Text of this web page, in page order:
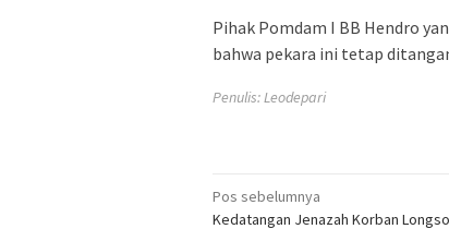
Pihak Pomdam I BB Hendro
bahwa pekara ini tetap
Penulis: Leodepari
Navigasi
Pos sebelumnya
Kedatangan Jenazah Korban